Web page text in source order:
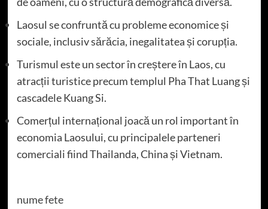
Laosul se confruntă cu probleme economice și
sociale, inclusiv sărăcia, inegalitatea și corupția.
Turismul este un sector în creștere în Laos, cu
atracții turistice precum templul Pha That Luang și
cascadele Kuang Si.
Comerțul internațional joacă un rol important în
economia Laosului, cu principalele parteneri
comerciali fiind Thailanda, China și Vietnam.
nume fete